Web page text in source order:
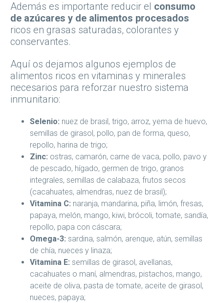
Además es importante reducir el consumo
de azúcares y de alimentos procesados
ricos en grasas saturadas, colorantes y
conservantes.
Aquí os dejamos algunos ejemplos de
alimentos ricos en vitaminas y minerales
necesarios para reforzar nuestro sistema
inmunitario:
Selenio: nuez de brasil, trigo, arroz, yema de huevo,
semillas de girasol, pollo, pan de forma, queso,
repollo, harina de trigo;
Zinc: ostras, camarón, carne de vaca, pollo, pavo y
de pescado, hígado, germen de trigo, granos
integrales, semillas de calabaza, frutos secos
(cacahuates, almendras, nuez de brasil);
Vitamina C: naranja, mandarina, piña, limón, fresas,
papaya, melón, mango, kiwi, brócoli, tomate, sandía,
repollo, papa con cáscara;
Omega-3: sardina, salmón, arenque, atún, semillas
de chía, nueces y linaza;
Vitamina E: semillas de girasol, avellanas,
cacahuates o maní, almendras, pistachos, mango,
aceite de oliva, pasta de tomate, aceite de girasol,
nueces, papaya;